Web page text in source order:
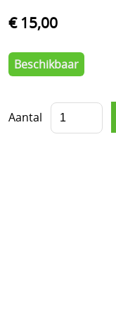
€ 15,00
Beschikbaar
Aantal